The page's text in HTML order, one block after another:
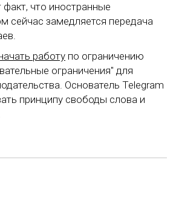
что иностранные
сейчас замедляется передача
работу по ограничению
ограничения" для
Основатель Telegram
принципу свободы слова и